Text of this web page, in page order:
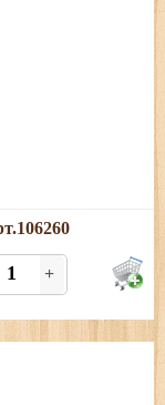
овал - 13,5*8 см
+